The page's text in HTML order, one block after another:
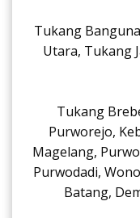
Tukang
Utara, Tukang
Tukang
Purworejo,
Magelang,
Purwodadi,
Batang,